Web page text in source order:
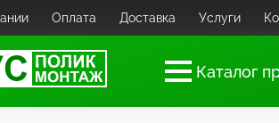
Оплата Доставка Услуги
Каталог